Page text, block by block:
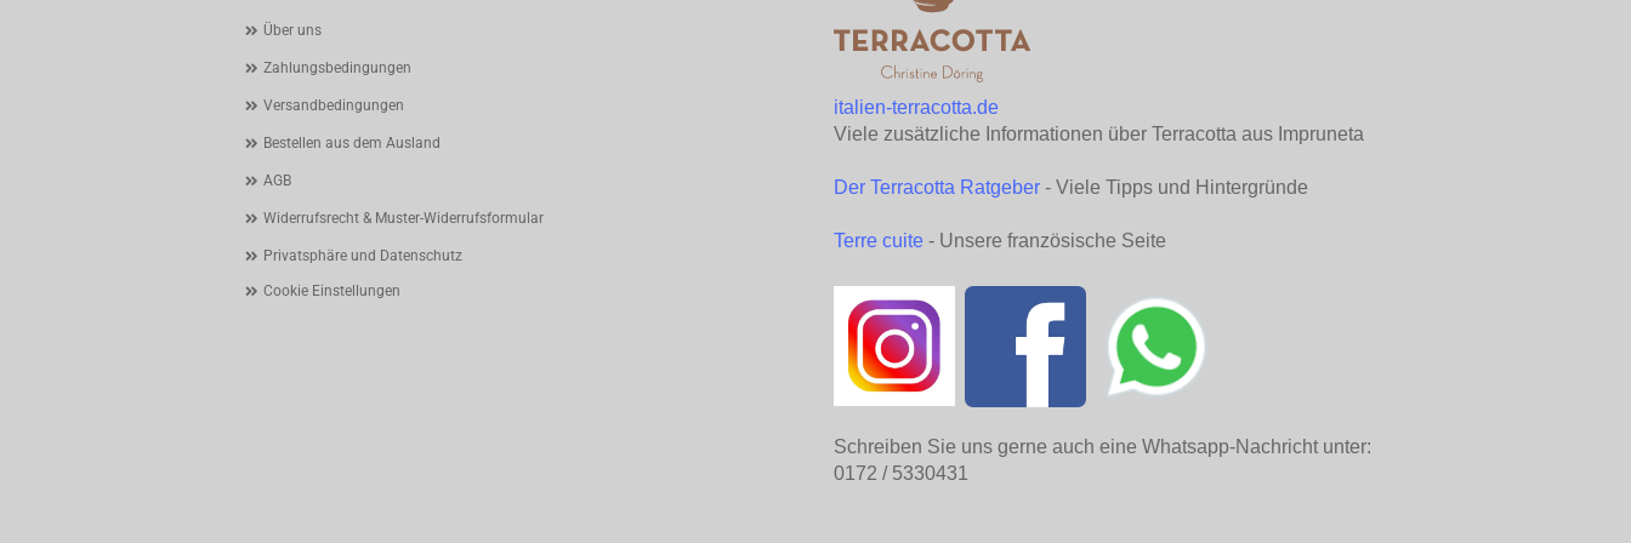
Über uns
Zahlungsbedingungen
Versandbedingungen
Bestellen aus dem Ausland
AGB
Widerrufsrecht & Muster-Widerrufsformular
Privatsphäre und Datenschutz
Cookie Einstellungen
italien-terracotta.de
Viele zusätzliche Informationen über Terracotta aus Impruneta
Der Terracotta Ratgeber - Viele Tipps und Hintergründe
Terre cuite - Unsere französische Seite
Schreiben Sie uns gerne auch eine Whatsapp-Nachricht unter:
0172 / 5330431